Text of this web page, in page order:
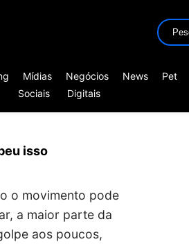
Mídias
Sociais
Negócios
Digitais
News Pet
isso
o movimento pode
a maior parte da
aos poucos,